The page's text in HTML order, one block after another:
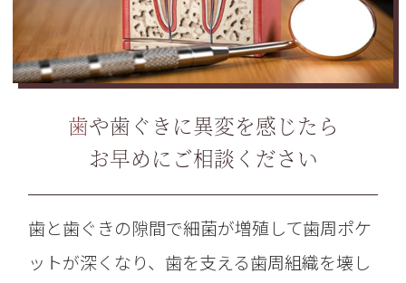
歯や歯ぐきに異変を感じたら
お早めにご相談ください
歯と歯ぐきの隙間で細菌が増殖して歯周ポケ
ットが深くなり、歯を支える歯周組織を壊し